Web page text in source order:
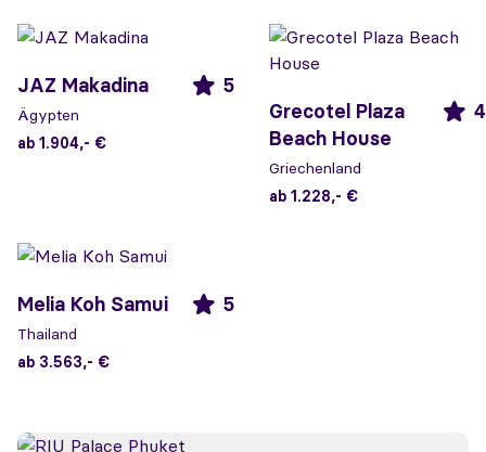
JAZ Makadina 5
Ägypten
ab 1.904,- €
Grecotel Plaza
Beach House
4
Griechenland
ab 1.228,- €
Melia Koh Samui 5
Thailand
ab 3.563,- €